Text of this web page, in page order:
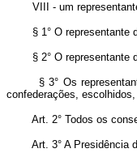
VIII - um representante
§ 1° O representante
§ 2° O representante
§ 3° Os representantes
confederações,
Art. 2° Todos os
Art. 3° A Presidência do